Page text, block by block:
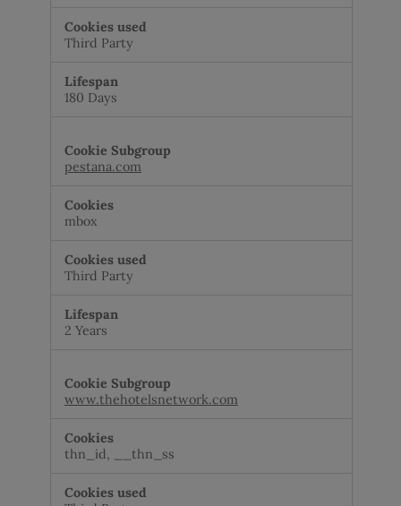
Third Party
180 Days
pestana.com
mbox
Third Party
2 Years
www.thehotelsnetwork.com
thn_id, __thn_ss